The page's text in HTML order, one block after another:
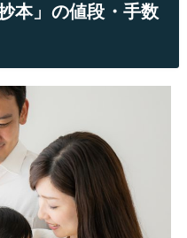
本」の値段・手数